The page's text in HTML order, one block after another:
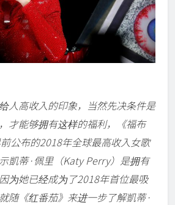
人高收入的印象，当然先决条件是
才能够拥有这样的福利，《福布
公布的2018年全球最高收入女歌
凱蒂·佩里（Katy Perry）是拥有
为她已经成为了2018年首位最吸
随《红番茄》来进一步了解凱蒂·